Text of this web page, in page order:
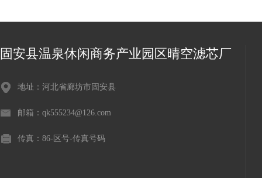
固安县温泉休闲商务产业园区晴空滤芯厂
地址：河北省廊坊市固安县
邮箱：qk555234@126.com
传真：86-区号-传真号码